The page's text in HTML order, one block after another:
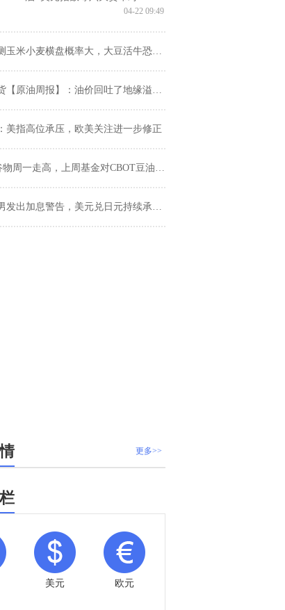
04-22 09:49
玉米小麦横盘概率大，大豆活牛恐下跌
油周报】：油价回吐了地缘溢价 国际油价重心也在上移
美指高位承压，欧美关注进一步修正
周一走高，上周基金对CBOT豆油抛售创纪录
出加息警告，美元兑日元持续承压155关口
更多>>
美元 欧元